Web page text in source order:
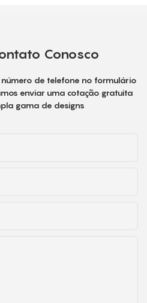
Conosco
de telefone no formulário
enviar uma cotação gratuita
gama de designs